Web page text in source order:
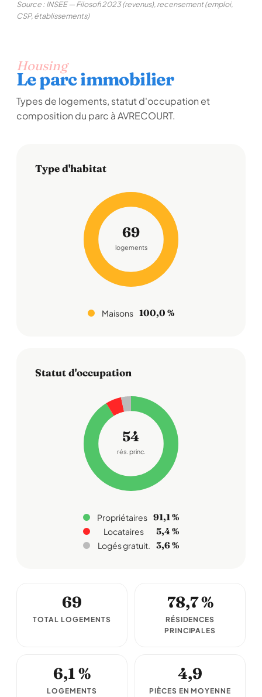
Source : INSEE — Filosofi 2023 (revenus), recensement (emploi,
CSP, établissements)
Housing
Le parc immobilier
Types de logements, statut d'occupation et
composition du parc à AVRECOURT.
Type d'habitat
69
logements
Maisons 100,0 %
Statut d'occupation
54
rés. princ.
Propriétaires 91,1 %
Locataires 5,4 %
Logés gratuit. 3,6 %
69
TOTAL LOGEMENTS
78,7 %
RÉSIDENCES
PRINCIPALES
6,1 %
LOGEMENTS
4,9
PIÈCES EN MOYENNE